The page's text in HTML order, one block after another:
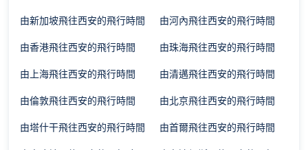
由新加坡飛往西安的飛行時間 由河內飛往西安的飛行時間
由香港飛往西安的飛行時間 由珠海飛往西安的飛行時間
由上海飛往西安的飛行時間 由清邁飛往西安的飛行時間
由倫敦飛往西安的飛行時間 由北京飛往西安的飛行時間
由塔什干飛往西安的飛行時間 由首爾飛往西安的飛行時間